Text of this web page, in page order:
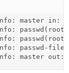
master in:
passwd-
master out: